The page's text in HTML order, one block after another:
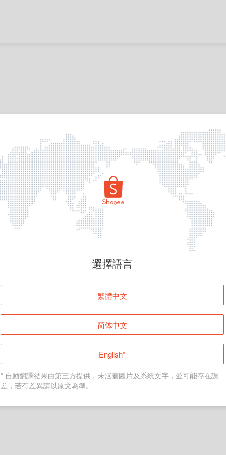
頁面無法顯示
登入
返回首頁
選擇語言
繁體中文
简体中文
English*
* 自動翻譯結果由第三方提供，未涵蓋圖片及系統文字，並可能存在誤
差，若有差異請以原文為準。